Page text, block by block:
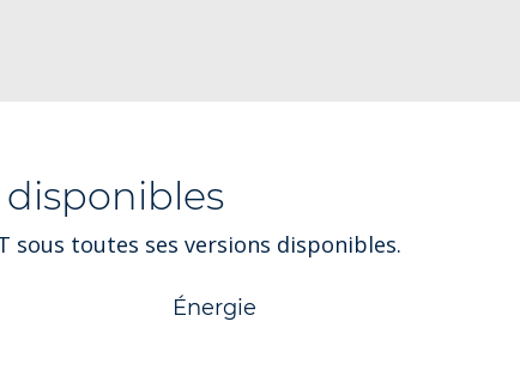
disponibles
sous toutes ses versions disponibles.
Énergie